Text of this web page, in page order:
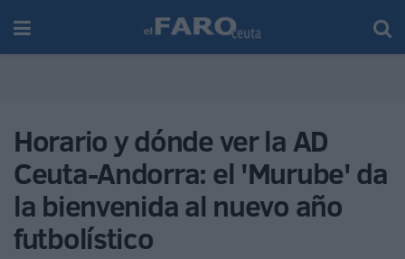
Horario y dónde ver la AD
Ceuta-Andorra: el 'Murube' da
la bienvenida al nuevo año
futbolístico